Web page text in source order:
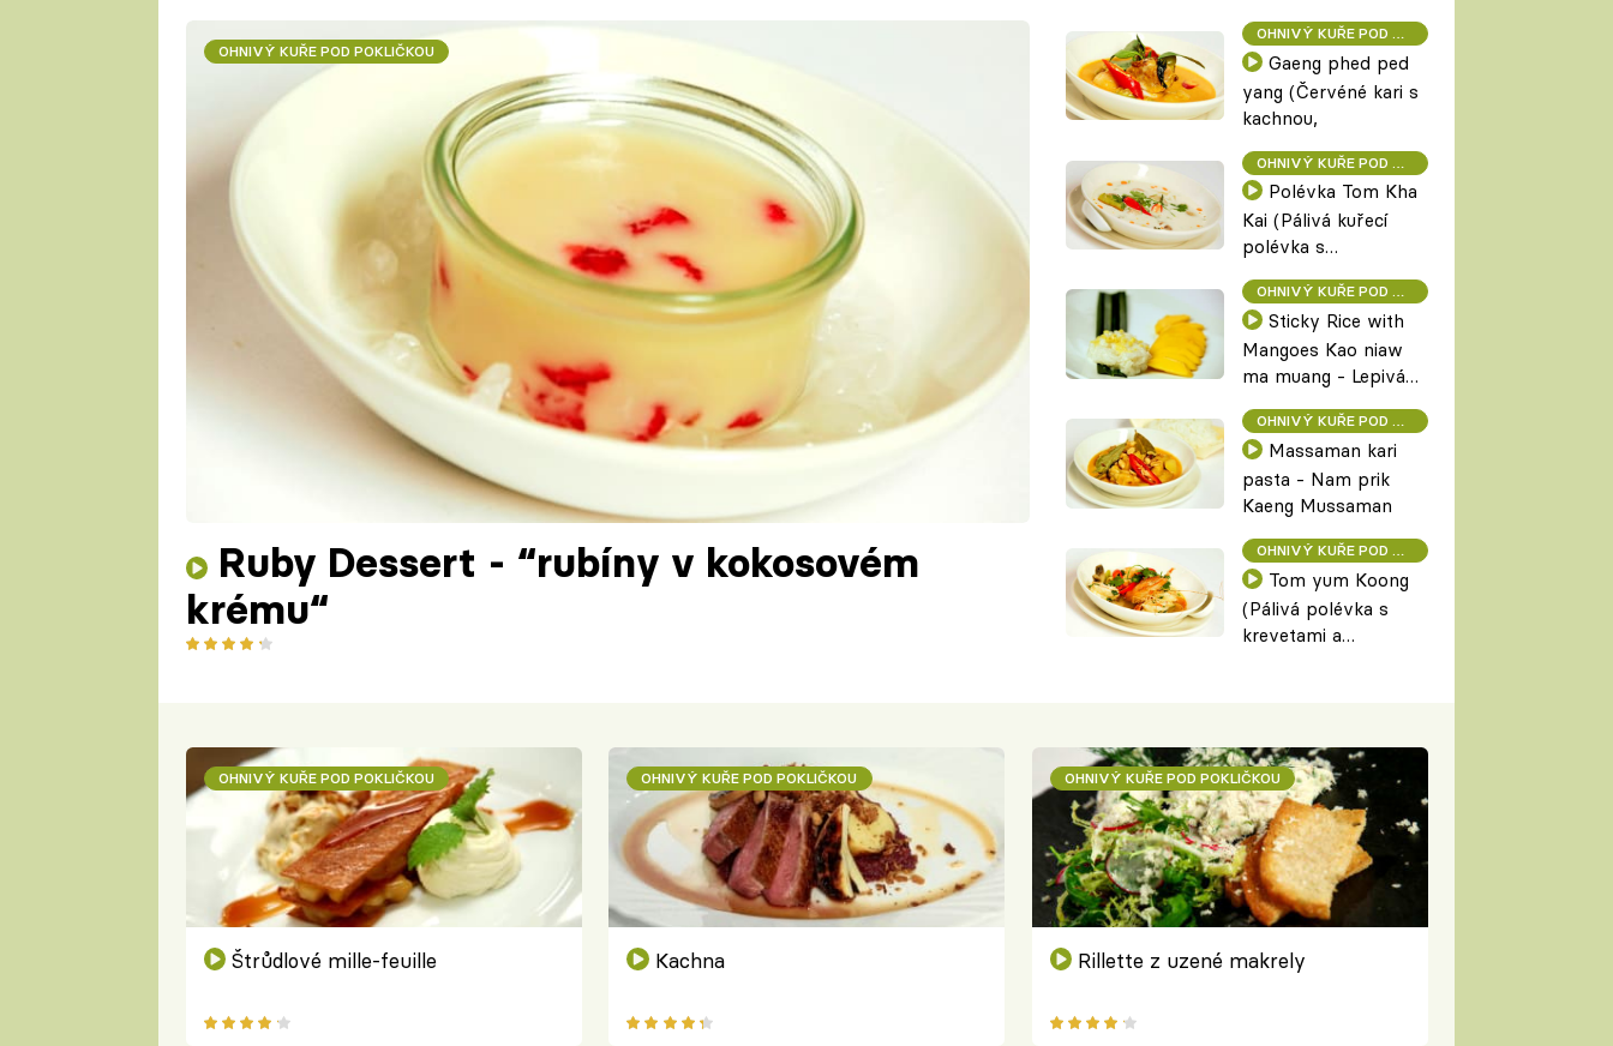
OHNIVÝ KUŘE POD POKLIČKOU
Ruby Dessert - “rubíny v kokosovém
krému“
Gaeng phed ped
yang (Červéné kari s
kachnou,
Polévka Tom Kha
Kai (Pálivá kuřecí
polévka s
a galangou)
OHNIVÝ KUŘE POD POKLIČKOU
Sticky Rice with
Mangoes Kao niaw
ma muang - Lepivá
mlékem a mangem
OHNIVÝ KUŘE POD POKLIČKOU
Massaman kari
pasta - Nam prik
Kaeng Mussaman
Tom yum Koong
(Pálivá polévka s
krevetami a
OHNIVÝ KUŘE POD POKLIČKOU
Štrůdlové mille-feuille
OHNIVÝ KUŘE POD POKLIČKOU
Kachna
OHNIVÝ KUŘE POD POKLIČKOU
Rillette z uzené makrely